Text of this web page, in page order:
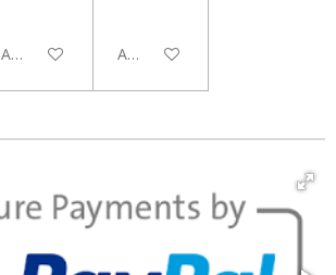
Aggiungi al carrelloAvvisami quando disponibile